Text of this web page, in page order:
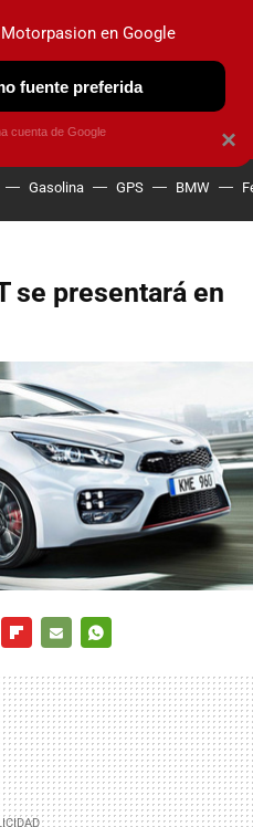
OBSERVATORIO
Gasolina GPS BMW
se presentará en
MAIL
×
en Google
fuente preferida
cuenta de Google